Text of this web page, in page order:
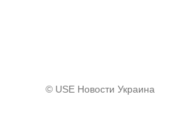
© USE Новости Украина